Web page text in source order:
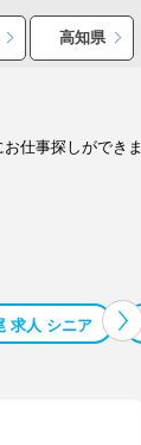
高知県
仕事探しができま
求人 シニア